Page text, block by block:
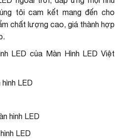
tôi cam kết mang đến cho
chất lượng cao, giá thành hợp
LED của Màn Hình LED Việt
LED
hình LED
LED